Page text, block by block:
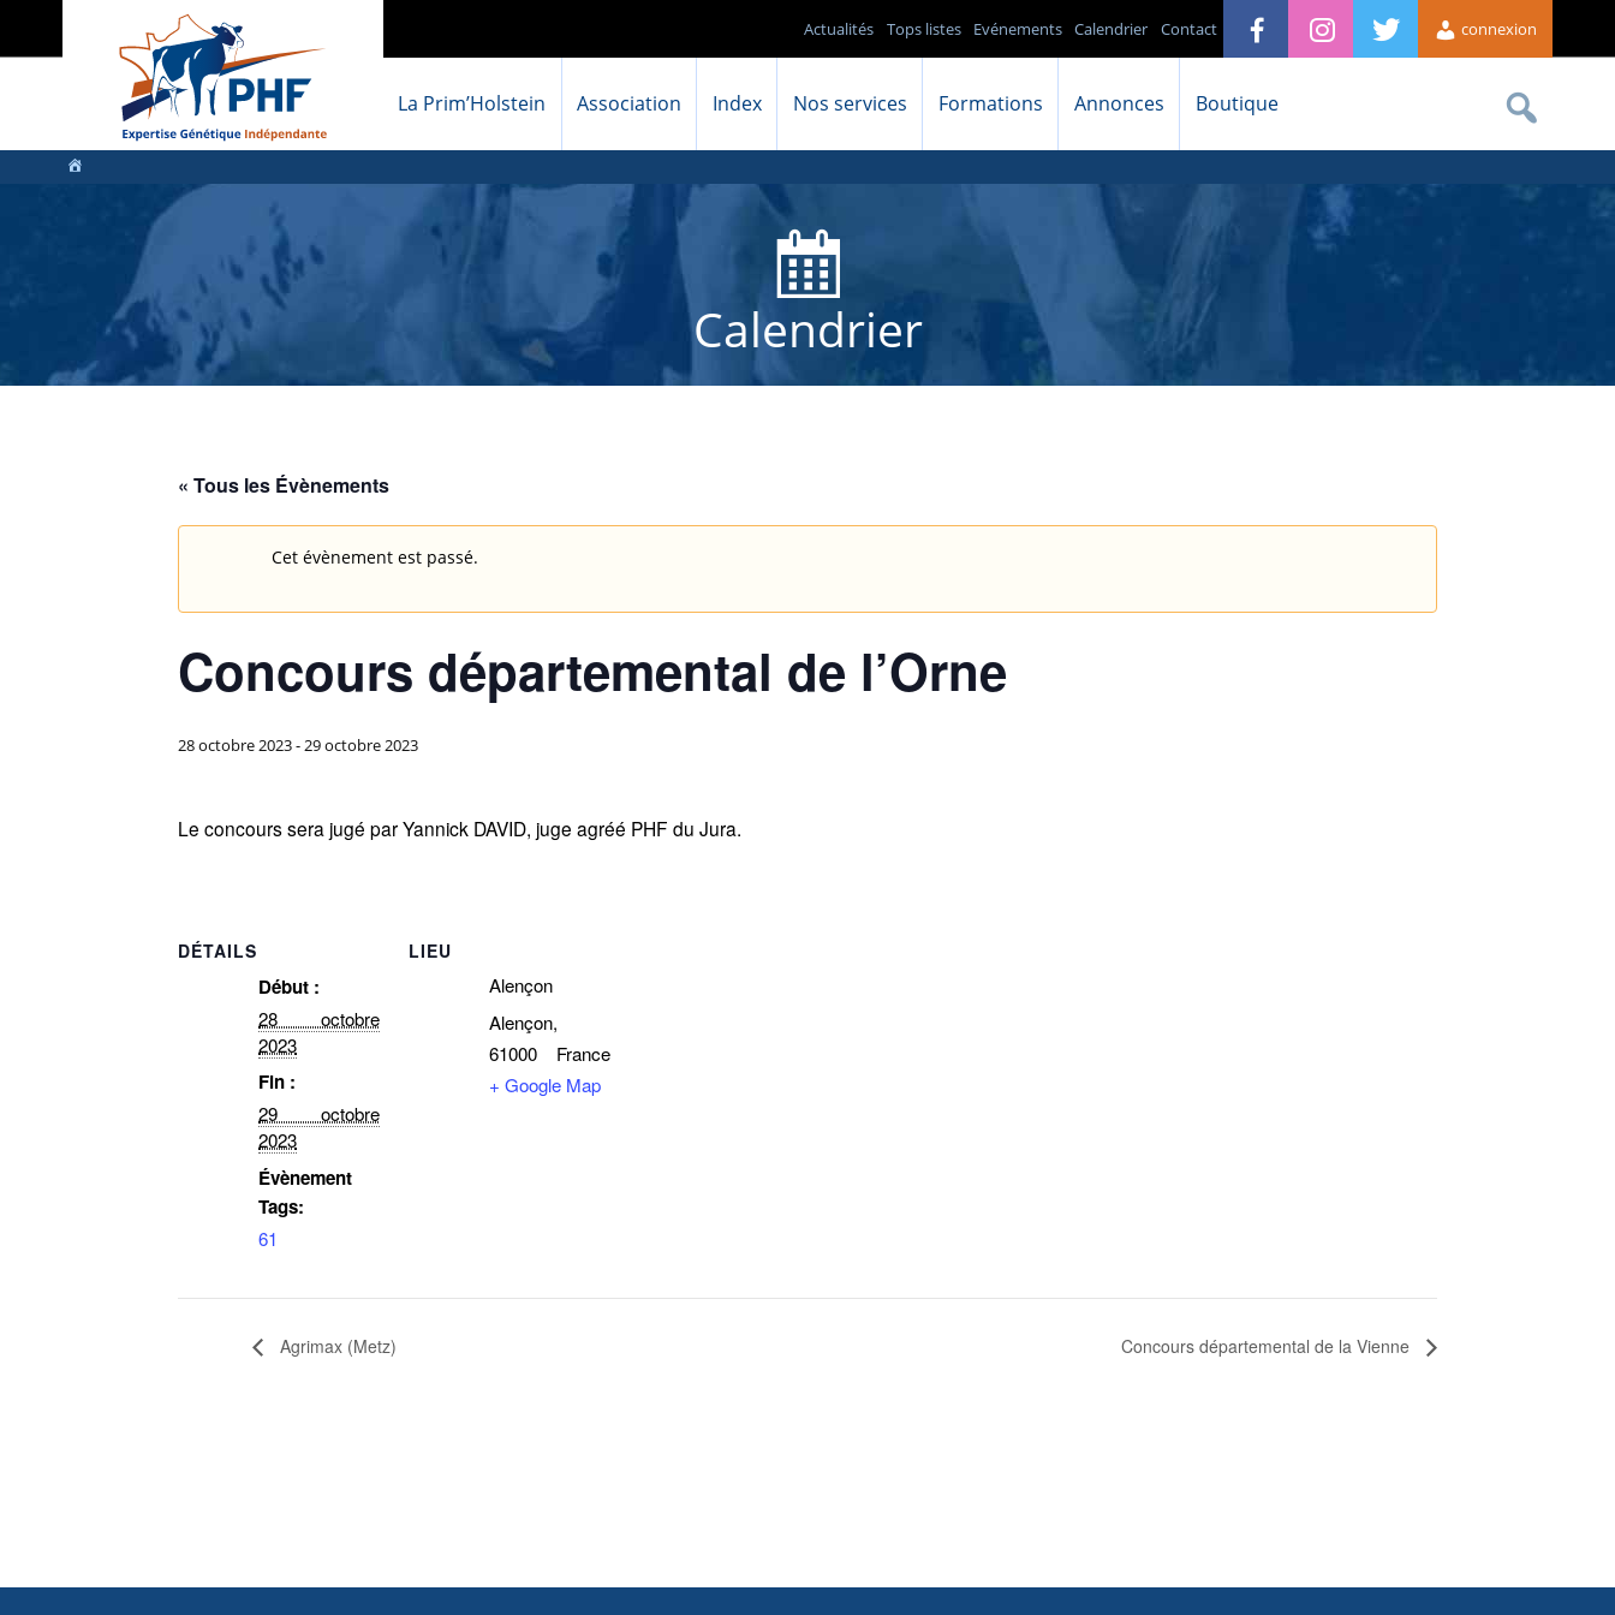
connexion
Contact
Calendrier
Evénements
Tops listes
Actualités
La Prim’Holstein Association Index Nos services Formations Annonces Boutique
Calendrier
« Tous les Évènements
Cet évènement est passé.
Concours départemental de l’Orne
28 octobre 2023-29 octobre 2023
Le concours sera jugé par Yannick DAVID, juge agréé PHF du Jura.
DÉTAILS
Début :
28 octobre
2023
Fin :
29 octobre
2023
Évènement
Tags:
61
LIEU
Alençon
Alençon,
61000
France
+ Google Map
Agrimax (Metz) Concours départemental de la Vienne